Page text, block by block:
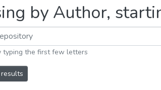
by Author,
typing the first few letters